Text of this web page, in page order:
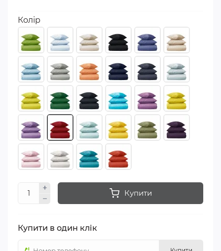
Колір
Купити
Купити в один клік